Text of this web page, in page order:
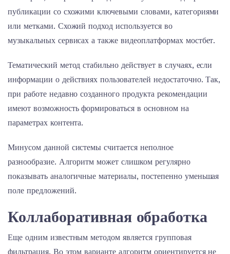
публикации со схожими ключевыми словами, категориями
или метками. Схожий подход используется во
музыкальных сервисах а также видеоплатформах мостбет.
Тематический метод стабильно действует в случаях, если
информации о действиях пользователей недостаточно. Так,
при работе недавно созданного продукта рекомендации
имеют возможность формироваться в основном на
параметрах контента.
Минусом данной системы считается неполное
разнообразие. Алгоритм может слишком регулярно
показывать аналогичные материалы, постепенно уменьшая
поле предложений.
Коллаборативная обработка
Еще одним известным методом является групповая
фильтрация. Во этом варианте алгоритм ориентируется не